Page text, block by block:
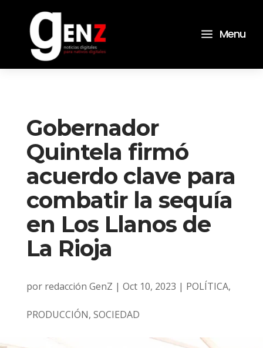
a Menu
Gobernador
Quintela firmó
acuerdo clave para
combatir la sequía
en Los Llanos de
La Rioja
por redacción GenZ | Oct 10, 2023 | POLÍTICA,
PRODUCCIÓN, SOCIEDAD